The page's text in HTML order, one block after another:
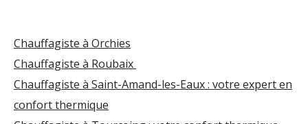
Chauffagiste à Orchies
Chauffagiste à Roubaix
Chauffagiste à Saint-Amand-les-Eaux : votre expert en
confort thermique